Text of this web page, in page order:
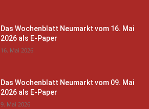
Das Wochenblatt Neumarkt vom 16. Mai
2026 als E-Paper
16. Mai 2026
Das Wochenblatt Neumarkt vom 09. Mai
2026 als E-Paper
9. Mai 2026